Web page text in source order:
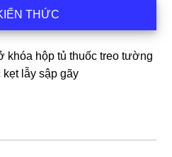
THỨC
khóa hộp tủ thuốc treo tường
kẹt lẫy sập gãy